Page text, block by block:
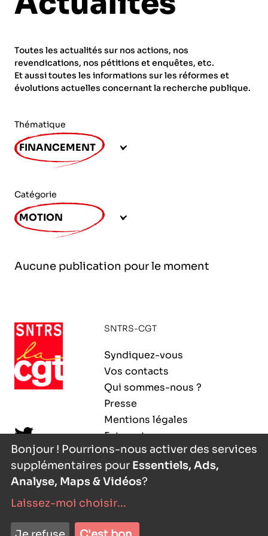
Fonction publique
Actions spécifiques
ORGANISMES
CNRS – Centre national de la recherche
scientifique
INRIA - Institut national de recherche en
INSERM – Institut national de la santé et de la
recherche médicale
développement
INED – Institut national d’études
démographiques
l’exploitation de la mer
AGENDA
PUBLICATIONS
ADHÉRER
Toutes les actualités sur nos actions, nos
revendications, nos pétitions et enquêtes, etc.
Et aussi toutes les informations sur les réformes et
évolutions actuelles concernant la recherche publique.
Thématique
FINANCEMENT
Catégorie
MOTION
Aucune publication pour le moment
SNTRS-CGT
Syndiquez-vous
Vos contacts
Qui sommes-nous ?
Presse
Mentions légales
Extranet
- agence digitale
Bonjour ! Pourrions-nous activer des services
supplémentaires pour Essentiels, Ads,
Analyse, Maps & Vidéos?
Laissez-moi choisir...